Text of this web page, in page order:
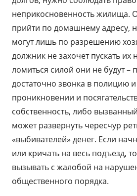
неприкосновенность жилища.
прийти по домашнему адресу,
могут лишь по разрешению
должник не захочет пускать их
ломиться силой они не будут –
достаточно звонка в полицию
проникновении и
собственность, либо
может развернуть чересчур
«выбивателей» денег. Если
или кричать на весь подъезд,
вызывать с жалобой на
общественного порядка.